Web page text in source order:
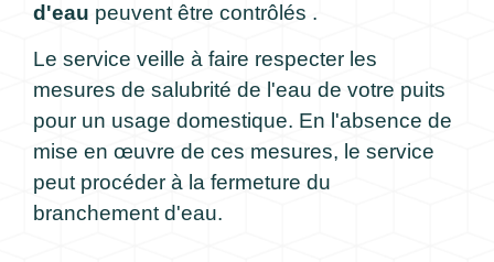
d'eau peuvent être contrôlés .
Le service veille à faire respecter les
mesures de salubrité de l'eau de votre puits
pour un usage domestique. En l'absence de
mise en œuvre de ces mesures, le service
peut procéder à la fermeture du
branchement d'eau.